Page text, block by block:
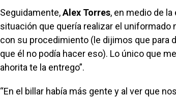
Seguidamente,Alex Torres, en medio de
situación que quería realizar el
con su procedimiento (le dijimos que para
que él no podía hacer eso). Lo único que
ahorita te la entrego”.
“En el billar había más gente y al ver que